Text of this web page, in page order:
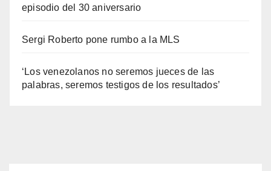
episodio del 30 aniversario
Sergi Roberto pone rumbo a la MLS
‘Los venezolanos no seremos jueces de las
palabras, seremos testigos de los resultados’